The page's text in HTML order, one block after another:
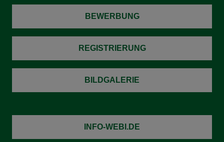
BEWERBUNG
REGISTRIERUNG
BILDGALERIE
INFO-WEBI.DE